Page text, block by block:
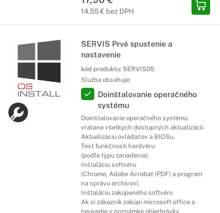
14,55 € bez DPH
SERVIS Prvé spustenie a
nastavenie
kód produktu: SERVIS05
Služba obsahuje:
Doinštalovanie operačného
systému
Doinštalovanie operačného systému
vrátane všetkých dostupných aktualizácií.
Aktualizáciu ovládačov a BIOSu.
Test funkčnosti hardvéru
(podľa typu zariadenia).
Inštaláciu softvéru
(Chrome, Adobe Acrobat (PDF) a program
na správu archívov).
Inštaláciu zakúpeného softvéru
Ak si zákazník zakúpi microsoft office a
neuvedie v poznámke objednávky,